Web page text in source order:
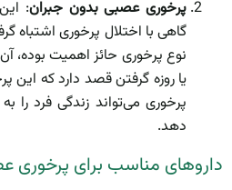
پرخوری عصبی بدون جبران:
گاهی با اختلال پرخوری اشتباه
نوع پرخوری حائز اهمیت بوده،
یا روزه گرفتن قصد دارد که این
پرخوری می‌تواند زندگی فرد را
دهد.
داروهای مناسب برای